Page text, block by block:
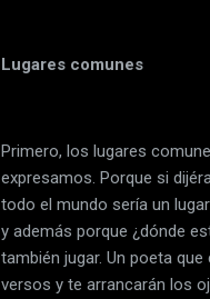
Lugares comunes
Primero, los lugares
expresamos. Porque si
todo el mundo sería un
y además porque ¿dónde
también jugar. Un poeta
versos y te arrancarán los